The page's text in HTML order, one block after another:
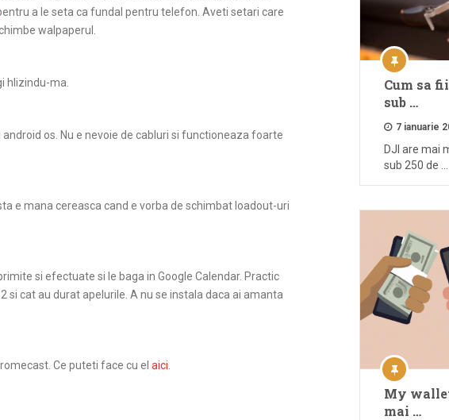
a le seta ca fundal pentru telefon. Aveti setari care
walpaperul.
hlizindu-ma.
os. Nu e nevoie de cabluri si functioneaza foarte
e mana cereasca cand e vorba de schimbat loadout-uri
si efectuate si le baga in Google Calendar. Practic
si cat au durat apelurile. A nu se instala daca ai amanta
Ce puteti face cu el aici
Cum sa
sub …
7 ianuarie
DJI are mai
sub 250 de …
My
mai …